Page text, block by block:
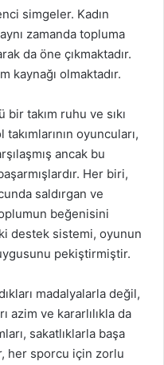
simgeler. Kadın
zamanda topluma
da öne çıkmaktadır.
kaynağı olmaktadır.
takım ruhu ve sıkı
oyuncuları,
ancak bu
Her biri,
saldırgan ve
beğenisini
destek sistemi, oyunun
pekiştirmiştir.
madalyalarla değil,
azim ve kararlılıkla da
sakatlıklarla başa
her sporcu için zorlu